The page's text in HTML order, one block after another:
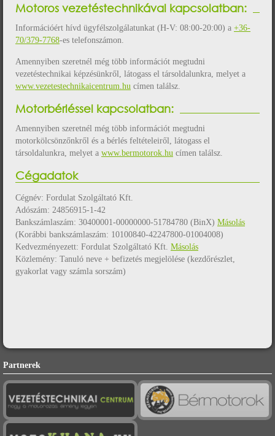
Motoros vezetéstechnikával kapcsolatban:
Információért hívd ügyfélszolgálatunkat (H-V: 08:00-20:00) a +36-
70/379-7768-es telefonszámon.
Amennyiben szeretnél még több információt megtudni
vezetéstechnikai képzésünkről, látogass el társoldalunkra, melyet a
www.vezetestechnikaicentrum.hu címen találsz.
Motorbérléssel kapcsolatban:
Amennyiben szeretnél még több információt megtudni
motorkölcsönzőnkről és a bérlés feltételeiről, látogass el
társoldalunkra, melyet a www.bermotorok.hu címen találsz.
Cégadatok
Cégnév: Fordulat Szolgáltató Kft.
Adószám: 24856915-1-42
Bankszámlaszám: 30400001-00000000-51784780 (BinX) Másolás
(Korábbi bankszámlaszám: 10100840-42247800-01004008)
Kedvezményezett: Fordulat Szolgáltató Kft. Másolás
Közlemény: Tanuló neve + befizetés megjelölése (kezdőrészlet,
gyakorlat vagy számla sorszám)
Partnerek